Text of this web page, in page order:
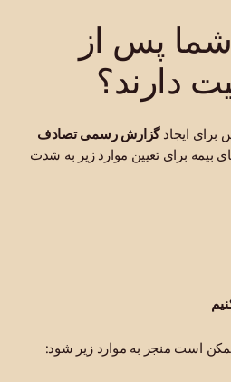
پس از
دارند؟
برای ایجادگزارش رسمی تصادف
برای تعیین موارد زیر به شدت
است منجر به موارد زیر شود: